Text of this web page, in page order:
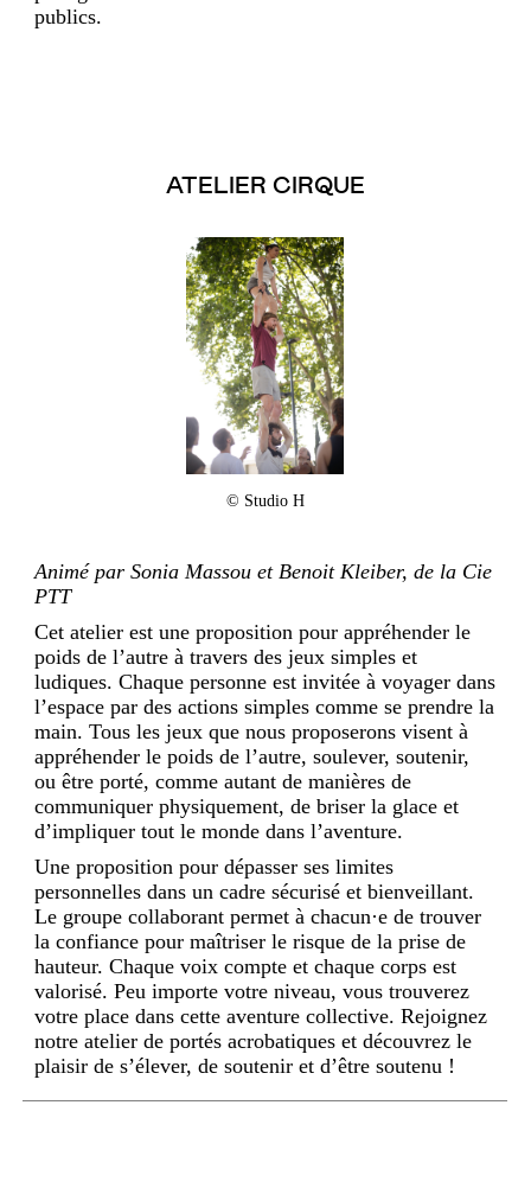
publics.
ATELIER CIRQUE
© Studio H
Animé par Sonia Massou et Benoit Kleiber, de la Cie
PTT
Cet atelier est une proposition pour appréhender le
poids de l’autre à travers des jeux simples et
ludiques. Chaque personne est invitée à voyager dans
l’espace par des actions simples comme se prendre la
main. Tous les jeux que nous proposerons visent à
appréhender le poids de l’autre, soulever, soutenir,
ou être porté, comme autant de manières de
communiquer physiquement, de briser la glace et
d’impliquer tout le monde dans l’aventure.
Une proposition pour dépasser ses limites
personnelles dans un cadre sécurisé et bienveillant.
Le groupe collaborant permet à chacun·e de trouver
la confiance pour maîtriser le risque de la prise de
hauteur. Chaque voix compte et chaque corps est
valorisé. Peu importe votre niveau, vous trouverez
votre place dans cette aventure collective. Rejoignez
notre atelier de portés acrobatiques et découvrez le
plaisir de s’élever, de soutenir et d’être soutenu !